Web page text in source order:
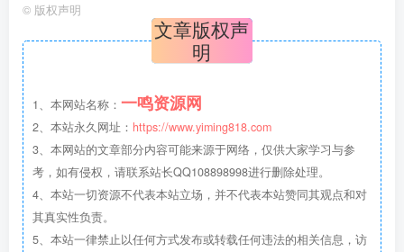
© 版权声明
文章版权声
明
1、本网站名称： 一鸣资源网
2、本站永久网址： https://www.yiming818.com
3、本网站的文章部分内容可能来源于网络，仅供大家学习与参
考，如有侵权，请联系站长QQ108898998进行删除处理。
4、本站一切资源不代表本站立场，并不代表本站赞同其观点和对
其真实性负责。
5、本站一律禁止以任何方式发布或转载任何违法的相关信息，访